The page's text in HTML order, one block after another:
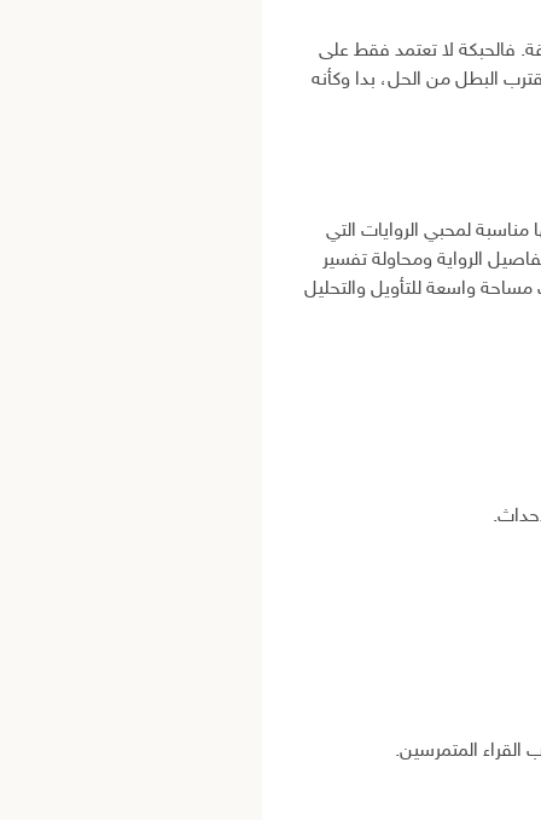
فالحبكة لا تعتمد فقط على
البطل من الحل، بدا وكأنه
مناسبة لمحبي الروايات التي
الرواية ومحاولة تفسير
مساحة واسعة للتأويل والتحليل
القراء المتمرسين.